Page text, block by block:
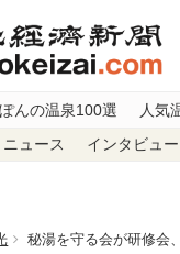
んの温泉100選 人気
ニュース インタビュー
秘湯を守る会が研修会